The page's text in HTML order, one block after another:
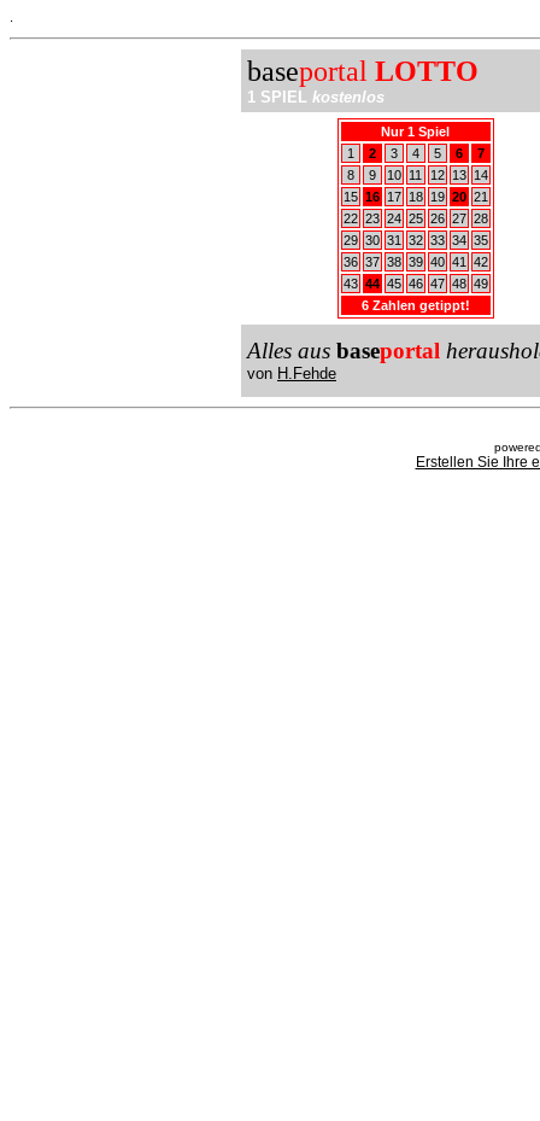
baseportal LOTTO
1 SPIEL kostenlos
Nur 1 Spiel
1
2 3 4 5 6
7
8
9 10 11 12 13
14
15 16 17 18 19 20 21
22 23 24 25 26 27 28
29 30 31 32 33 34 35
36 37 38 39 40 41
42
43 44 45 46 47 48 49
6 Zahlen getippt!
Alles aus baseportal
von H.Fehde
Erstellen Sie Ihre